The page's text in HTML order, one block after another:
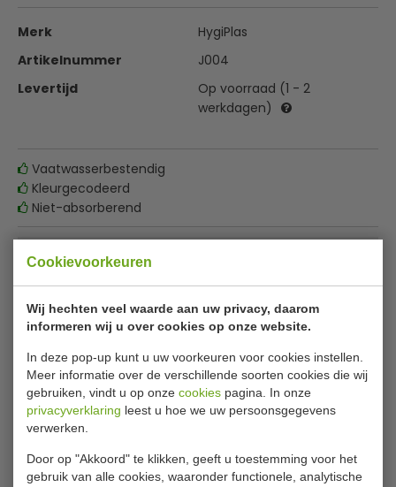
Cookievoorkeuren
Wij hechten veel waarde aan uw privacy, daarom
informeren wij u over cookies op onze website.
In deze pop-up kunt u uw voorkeuren voor cookies instellen.
Meer informatie over de verschillende soorten cookies die wij
gebruiken, vindt u op onze cookies pagina. In onze
privacyverklaring leest u hoe we uw persoonsgegevens
verwerken.
Door op "Akkoord" te klikken, geeft u toestemming voor het
gebruik van alle cookies, waaronder functionele, analytische
Merk
HygiPlas
Artikelnummer
J004
Levertijd
Op voorraad (1 - 2
werkdagen)
Vaatwasserbestendig
Kleurgecodeerd
Niet-absorberend
€ 12,19 | Voordeel € 1,19
€ 11,00excl. btw
€ 13,31 incl. btw
In winkelwagentje
Ofbetaal4,44in 3 termijnen met Klarna
✔ Gratis verzending* ✔ 24 uur levering ✔ Laagste
prijsgarantie